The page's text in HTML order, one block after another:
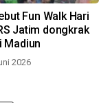
Fun Walk Hari
Jatim dongkrak
Madiun
2026